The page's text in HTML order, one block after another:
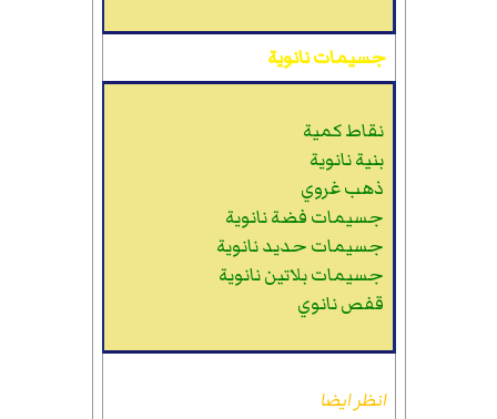
جسيمات نانوية
نقاط كمية
بنية نانوية
ذهب غروي
جسيمات فضة نانوية
جسيمات حديد نانوية
جسيمات بلاتين نانوية
قفص نانوي
انظر ايضا